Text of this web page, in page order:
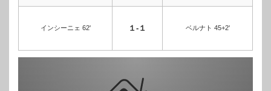
インシーニェ 62' １-１ ベルナト 45+2'